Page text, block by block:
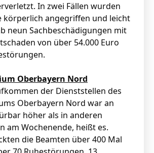
In zwei Fällen wurden
körperlich angegriffen und leicht
neun Sachbeschädigungen mit
von über 54.000 Euro
Oberbayern Nord
der Dienststellen des
Oberbayern Nord war an
höher als in anderen
am Wochenende, heißt es.
die Beamten über 400 Mal